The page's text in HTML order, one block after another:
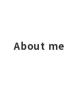
About me